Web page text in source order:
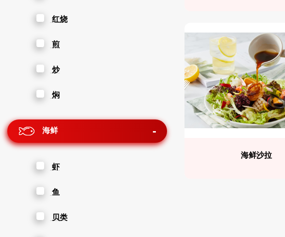
红烧
煎
炒
焖
海鲜
虾
鱼
贝类
海鲜沙拉